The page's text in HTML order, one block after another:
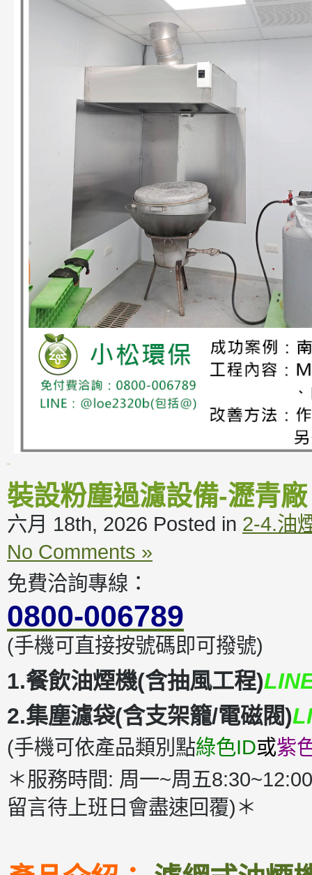
裝設粉塵過濾設備-瀝青廠
六月 18th, 2026 Posted in 2-4.油
No Comments »
免費洽詢專線：
0800-006789
(手機可直接按號碼即可撥號)
1.餐飲油煙機(含抽風工程)
2.集塵濾袋(含支架籠/電磁閥)
(手機可依產品類別點綠色ID或紫
＊服務時間: 周一~周五
留言待上班日會盡速回覆)＊